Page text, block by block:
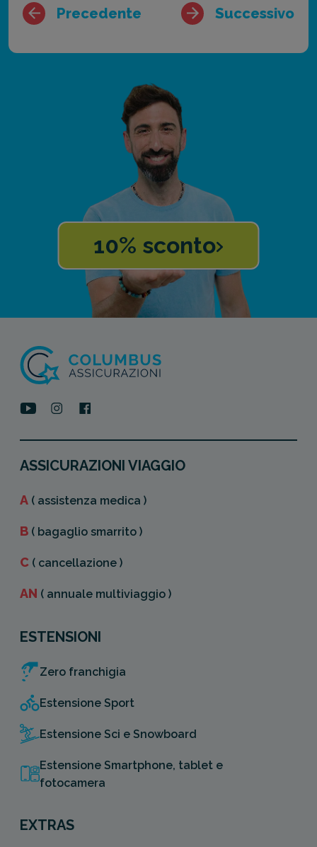
Precedente Successivo
10% sconto
ASSICURAZIONI VIAGGIO
A ( assistenza medica )
B ( bagaglio smarrito )
C ( cancellazione )
AN ( annuale multiviaggio )
ESTENSIONI
Zero franchigia
Estensione Sport
Estensione Sci e Snowboard
Estensione Smartphone, tablet e
fotocamera
EXTRAS